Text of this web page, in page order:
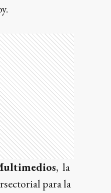
, la
para la